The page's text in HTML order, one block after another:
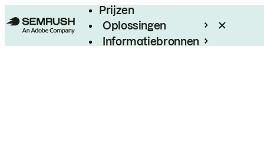
Prijzen
Oplossingen
Informatiebronnen